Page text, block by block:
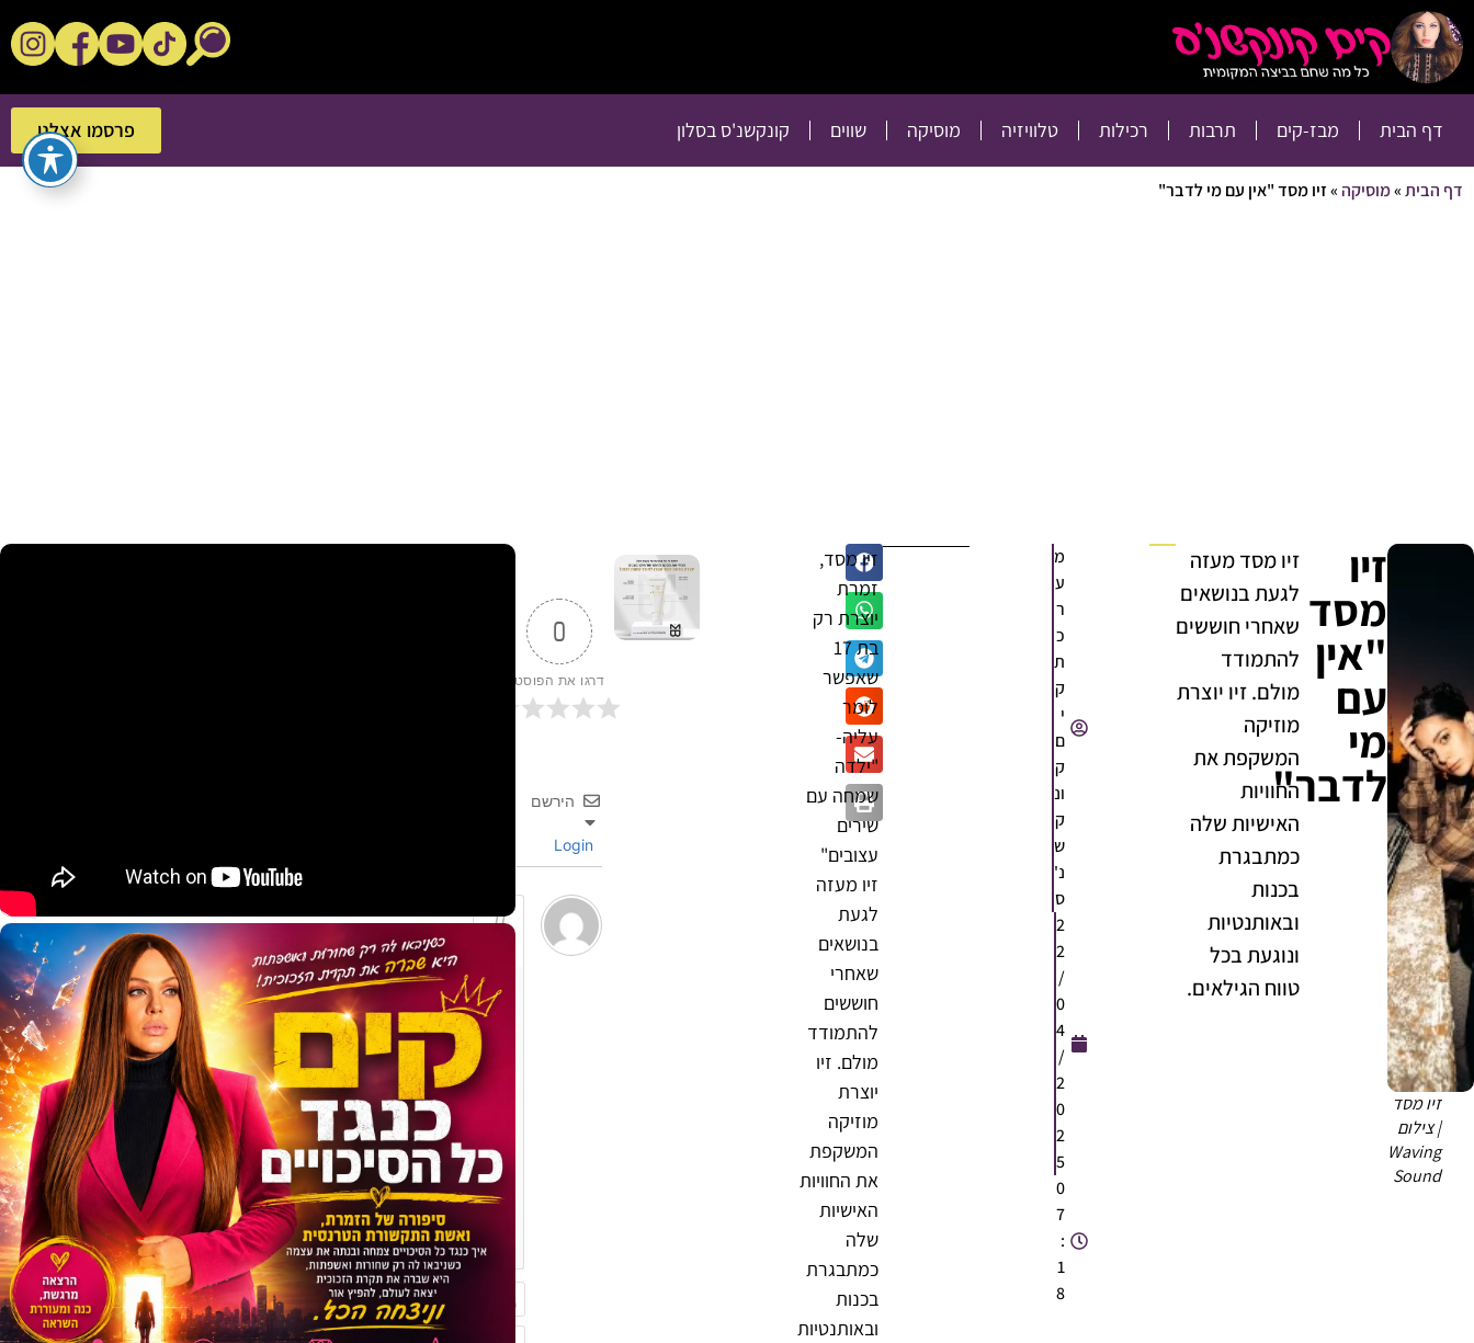
דף הבית מבז-קים תרבות רכילות טלוויזיה מוסיקה שווים קונקשנ'ס בסלון פרסמו אצלנו
פרסמו אצלנו
דף הבית»מוסיקה»זיו מסד "אין עם מי לדבר"
⁨זיו מסד
| צילום
Waving
Sound
זיו
מסד
"אין
עם
מי
לדבר"
זיו מסד מעזה
לגעת בנושאים
שאחרי חוששים
להתמודד
מולם. זיו יוצרת
מוזיקה
המשקפת את
החוויות
האישיות שלה
כמתבגרת
בכנות
ובאותנטיות
ונוגעת בכל
טווח הגילאים.
מ
ע
ר
כ
ת
ק
י
ם
ק
ונ
ק
ש
נ'
ס
2
2
/
0
4
/
2
0
2
5
0
7
:
1
8
זיו מסד,
זמרת
יוצרת רק
בת 17
שאפשר
לומר
עליה-
"ילדה
שמחה עם
שירים
עצובים"
זיו מעזה
לגעת
בנושאים
שאחרי
חוששים
להתמודד
מולם. זיו
יוצרת
מוזיקה
המשקפת
את החוויות
האישיות
שלה
כמתבגרת
בכנות
ובאותנטיות
0
דרגו את הפוסט
הירשם
שם